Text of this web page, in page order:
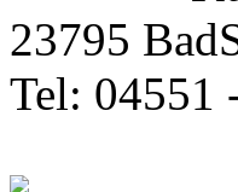
23795
Tel: 04551